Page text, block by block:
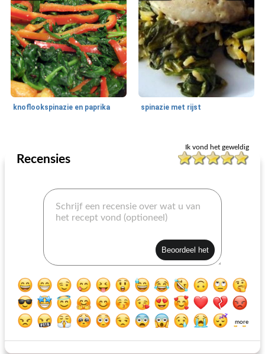
knoflookspinazie en paprika spinazie met rijst
Ik vond het geweldig
Recensies
more